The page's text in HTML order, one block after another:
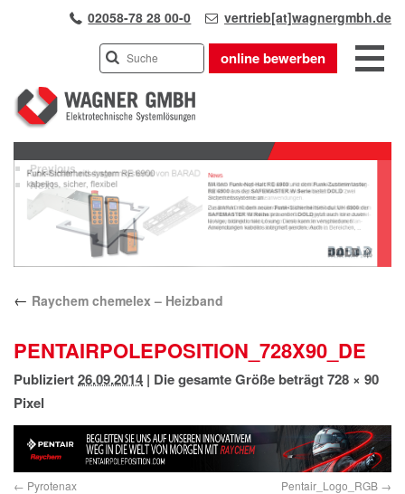
02058-78 28 00-0 vertrieb[at]wagnergmbh.de
online bewerben
INDUSTRIEVERTRETUNG
UNSER TEAM
WIR ÜBER UNS
KARRIERE
PRODUKTE
APPLIKATIONEN
KONTAKT
ANFAHRT
DATENSCHUTZ
Previous
Next
← Raychem chemelex – Heizband
PENTAIRPOLEPOSITION_728X90_DE
Publiziert26.09.2014 | Die gesamte Größe beträgt728 × 90
Pixel
Pyrotenax Pentair_Logo_RGB